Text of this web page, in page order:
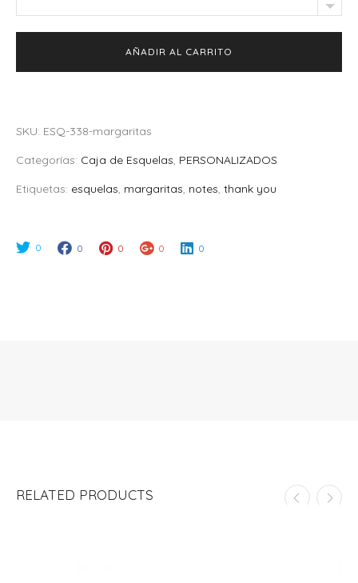
Esquelas
quantity
AÑADIR AL CARRITO
SKU: ESQ-338-margaritas
Categorías: Caja de Esquelas, PERSONALIZADOS
Etiquetas: esquelas, margaritas, notes, thank you
0 0 0 0 0
RELATED PRODUCTS